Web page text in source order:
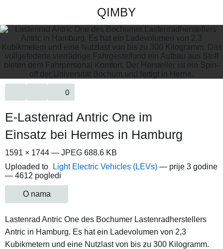
QIMBY
0
E-Lastenrad Antric One im
Einsatz bei Hermes in Hamburg
1591 × 1744 — JPEG 688.6 KB
Uploaded to
Light Electric Vehicles (LEVs) — prije 3 godine
— 4612 pogledi
O nama
Lastenrad Antric One des Bochumer Lastenradherstellers
Antric in Hamburg. Es hat ein Ladevolumen von 2,3
Kubikmetern und eine Nutzlast von bis zu 300 Kilogramm.